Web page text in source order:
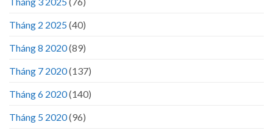
Tháng 2 2025(40)
Tháng 8 2020(89)
Tháng 7 2020(137)
Tháng 6 2020(140)
Tháng 5 2020(96)